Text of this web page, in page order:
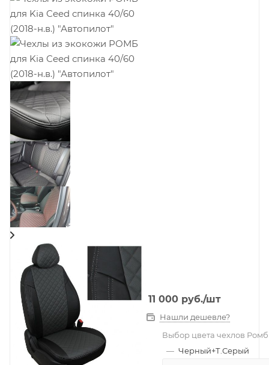
11 000 руб./шт
Нашли дешевле?
Выбор цвета чехлов Ромб
— Черный+Т.Серый